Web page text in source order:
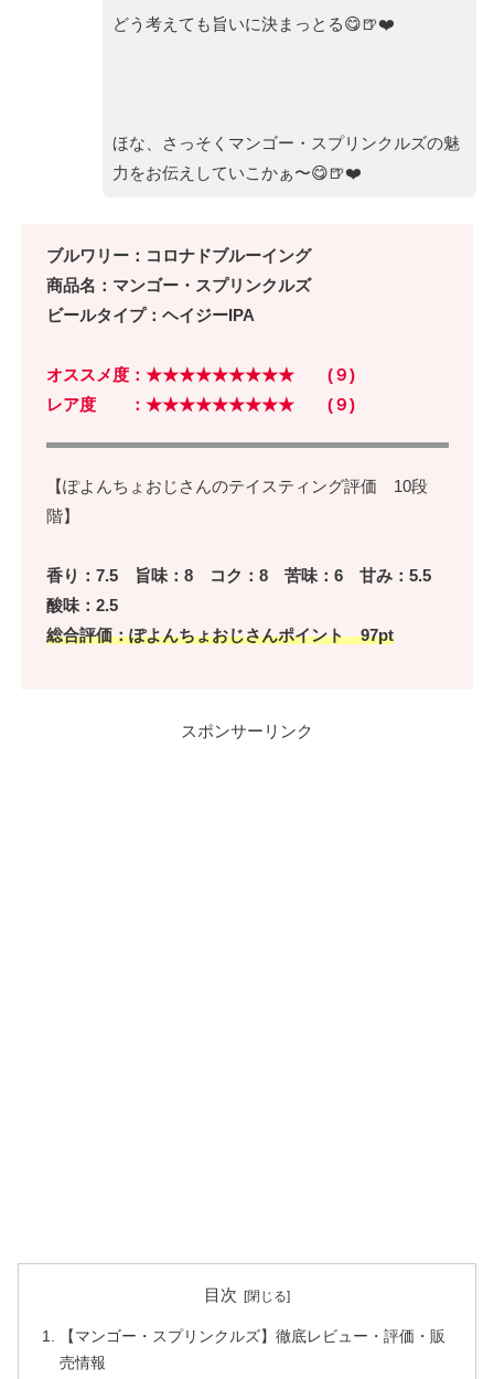
どう考えても旨いに決まっとる😋🍺❤️
ほな、さっそくマンゴー・スプリンクルズの魅
力をお伝えしていこかぁ〜😋🍺❤️
ブルワリー：コロナドブルーイング
商品名：マンゴー・スプリンクルズ
ビールタイプ：ヘイジーIPA
オススメ度：★★★★★★★★★ (９)
レア度 ：★★★★★★★★★ (９)
【ぽよんちょおじさんのテイスティング評価 10段
階】
香り：7.5 旨味：8 コク：8 苦味：6 甘み：5.5
酸味：2.5
総合評価：ぽよんちょおじさんポイント 97pt
スポンサーリンク
目次
【マンゴー・スプリンクルズ】徹底レビュー・評価・販
売情報